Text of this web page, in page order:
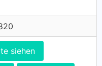
siehen